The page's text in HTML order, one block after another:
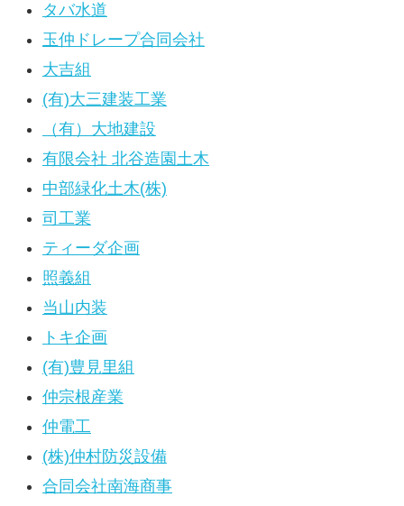
タバ水道
玉仲ドレープ合同会社
大吉組
(有)大三建装工業
（有）大地建設
有限会社 北谷造園土木
中部緑化土木(株)
司工業
ティーダ企画
照義組
当山内装
トキ企画
(有)豊見里組
仲宗根産業
仲電工
(株)仲村防災設備
合同会社南海商事